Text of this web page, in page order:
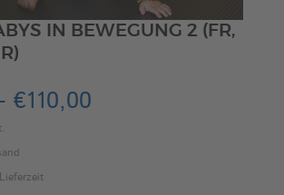
IN BEWEGUNG 2 (FR,
€110,00Preisspanne: